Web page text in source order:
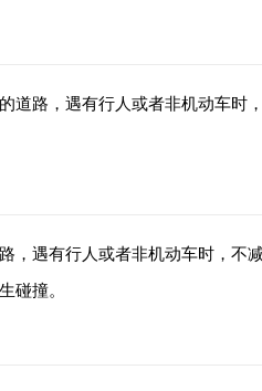
道路，遇有行人或者非机动车时
，遇有行人或者非机动车时，不
碰撞。